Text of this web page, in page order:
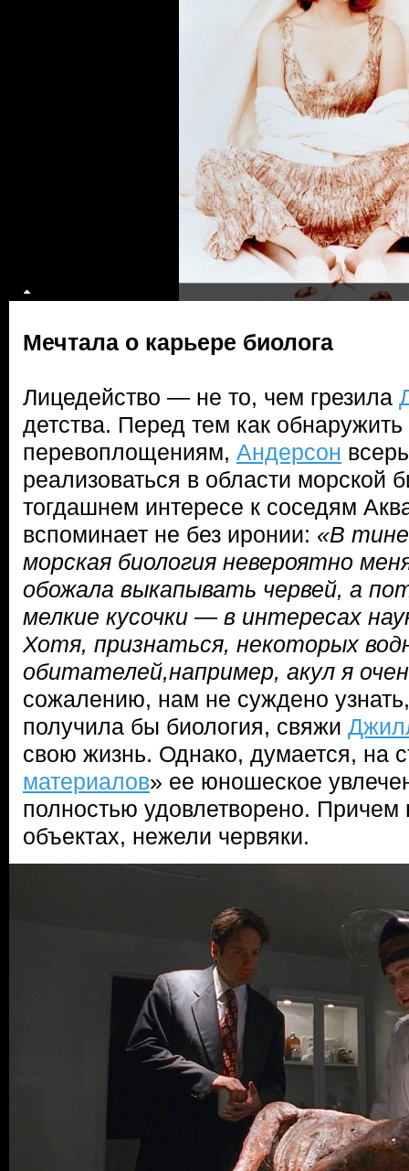
Мечтала о карьере биолога
Лицедейство — не то, чем грезила
детства. Перед тем как
перевоплощениям, Андерсон
реализоваться в области морской
тогдашнем интересе к соседям
вспоминает не без иронии: «В
морская биология невероятно
обожала выкапывать червей, а
мелкие кусочки — в интересах
Хотя, признаться, некоторых
обитателей,например, акул я
сожалению, нам не суждено
получила бы биология, свяжи
свою жизнь. Однако, думается, на
материалов» ее юношеское
полностью удовлетворено. Причем
объектах, нежели червяки.